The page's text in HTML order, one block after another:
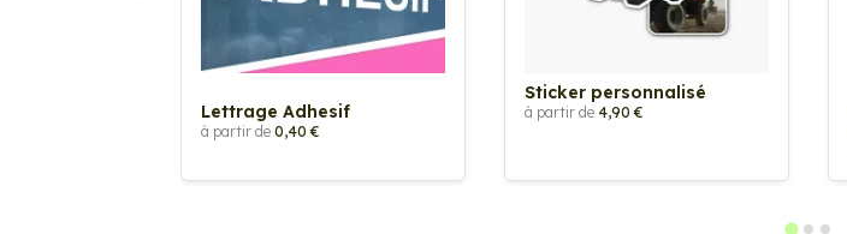
Lettrage Adhesif
à partir de 0,40 €
Sticker personnalisé
à partir de 4,90 €